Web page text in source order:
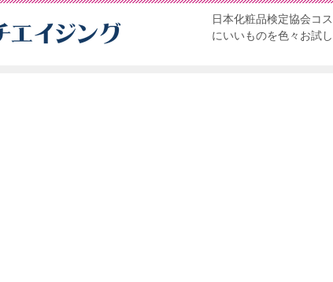
日本化粧品検定協会コ
にいいものを色々お試